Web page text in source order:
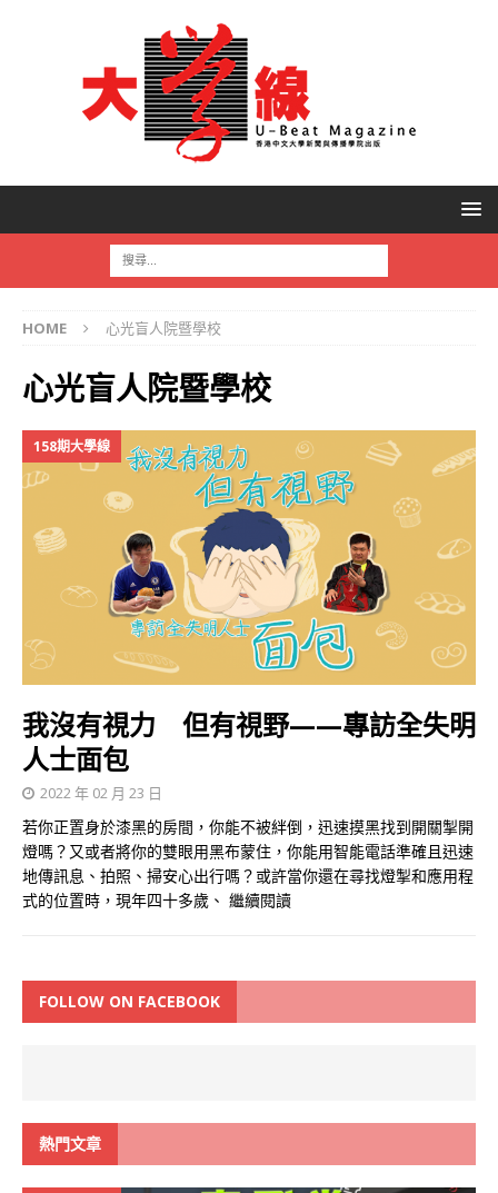
HOME 心光盲人院暨學校
心光盲人院暨學校
158期大學線
我沒有視力 但有視野——專訪全失明
人士面包
2022 年 02 月 23 日
若你正置身於漆黑的房間，你能不被絆倒，迅速摸黑找到開關掣開
燈嗎？又或者將你的雙眼用黑布蒙住，你能用智能電話準確且迅速
地傳訊息、拍照、掃安心出行嗎？或許當你還在尋找燈掣和應用程
式的位置時，現年四十多歲、 繼續閱讀
FOLLOW ON FACEBOOK
熱門文章